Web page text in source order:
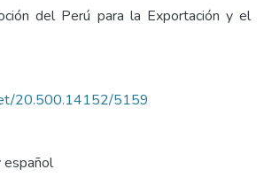
del Perú para la Exportación y el
20.500.14152/5159
español